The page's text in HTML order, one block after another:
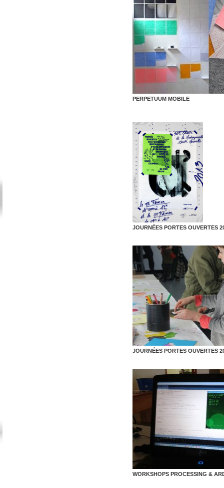
PERPETUUM MOBILE
JOURNÉES PORTES OUVERTES
JOURNÉES PORTES OUVERTES
WORKSHOPS PROCESSING &